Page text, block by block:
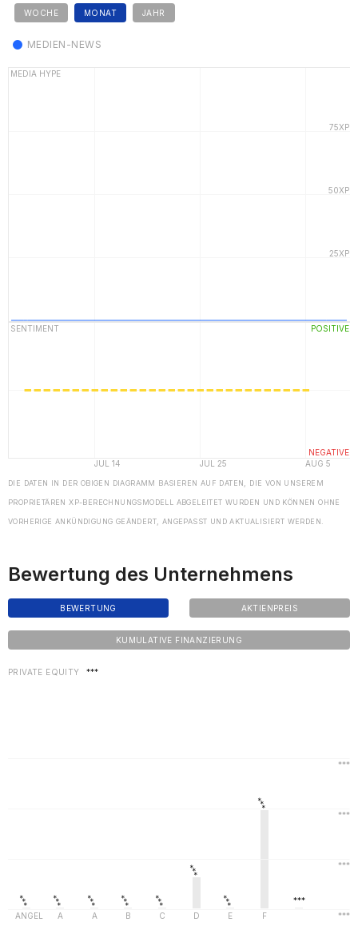
WOCHE MONAT JAHR
MEDIEN-NEWS
DIE DATEN IN DER OBIGEN DIAGRAMM BASIEREN AUF DATEN, DIE VON UNSEREM
PROPRIETÄREN XP-BERECHNUNGSMODELL ABGELEITET WURDEN UND KÖNNEN OHNE
VORHERIGE ANKÜNDIGUNG GEÄNDERT, ANGEPASST UND AKTUALISIERT WERDEN.
Bewertung des Unternehmens
BEWERTUNG AKTIENPREIS
KUMULATIVE FINANZIERUNG
PRIVATE EQUITY ***